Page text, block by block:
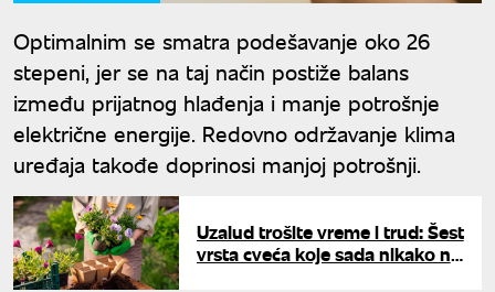
Optimalnim se smatra podešavanje oko 26
stepeni, jer se na taj način postiže balans
između prijatnog hlađenja i manje potrošnje
električne energije. Redovno održavanje klima
uređaja takođe doprinosi manjoj potrošnji.
Uzalud trošite vreme i trud: Šest
vrsta cveća koje sada nikako ne